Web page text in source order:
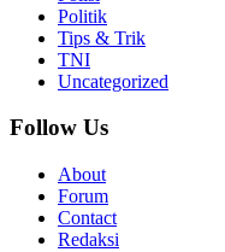
Politik
Tips & Trik
TNI
Uncategorized
Follow Us
About
Forum
Contact
Redaksi